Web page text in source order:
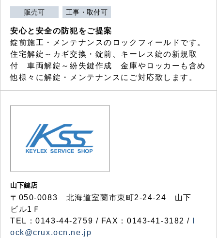
販売可 工事・取付可
安心と安全の防犯をご提案
錠前施工・メンテナンスのロックフィールドです。
住宅解錠～カギ交換・錠前、キーレス錠の新規取
付 車両解錠～紛失鍵作成 金庫やロッカーも含め
他様々に解錠・メンテナンスにご対応致します。
山下鍵店
〒050-0083 北海道室蘭市東町2-24-24 山下
ビル1Ｆ
TEL：0143-44-2759 / FAX：0143-41-3182 /
ock@crux.ocn.ne.jp